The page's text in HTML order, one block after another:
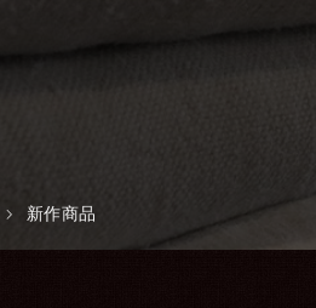
新作商品